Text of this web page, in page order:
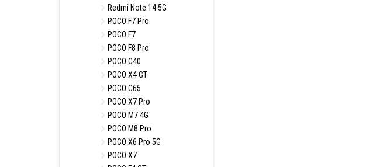
Redmi Note 14 5G
POCO F7 Pro
POCO F7
POCO F8 Pro
POCO C40
POCO X4 GT
POCO C65
POCO X7 Pro
POCO M7 4G
POCO M8 Pro
POCO X6 Pro 5G
POCO X7